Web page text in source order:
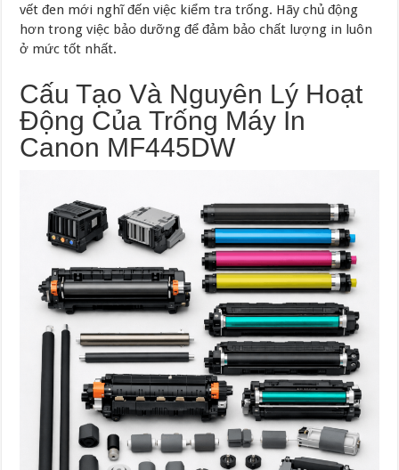
vết đen mới nghĩ đến việc kiểm tra trống. Hãy chủ động
hơn trong việc bảo dưỡng để đảm bảo chất lượng in luôn
ở mức tốt nhất.
Cấu Tạo Và Nguyên Lý Hoạt
Động Của Trống Máy In
Canon MF445DW